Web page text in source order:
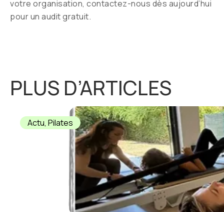
votre organisation, contactez-nous dès aujourd’hui
pour un audit gratuit.
PLUS D’ARTICLES
Actu, Pilates